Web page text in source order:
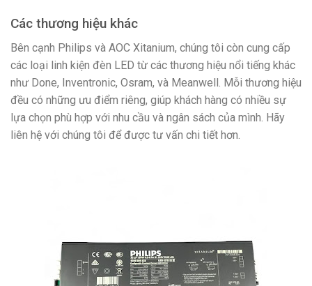
Các thương hiệu khác
Bên cạnh Philips và AOC Xitanium, chúng tôi còn cung cấp
các loại linh kiện đèn LED từ các thương hiệu nổi tiếng khác
như Done, Inventronic, Osram, và Meanwell. Mỗi thương hiệu
đều có những ưu điểm riêng, giúp khách hàng có nhiều sự
lựa chọn phù hợp với nhu cầu và ngân sách của mình. Hãy
liên hệ với chúng tôi để được tư vấn chi tiết hơn.